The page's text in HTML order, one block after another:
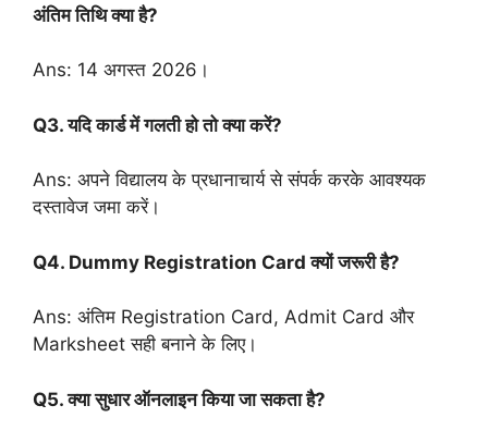
अंतिम तिथि क्या है?
Ans: 14 अगस्त 2026।
Q3. यदि कार्ड में गलती हो तो क्या करें?
Ans: अपने विद्यालय के प्रधानाचार्य से संपर्क करके आवश्यक
दस्तावेज जमा करें।
Q4. Dummy Registration Card क्यों जरूरी है?
Ans: अंतिम Registration Card, Admit Card और
Marksheet सही बनाने के लिए।
Q5. क्या सुधार ऑनलाइन किया जा सकता है?